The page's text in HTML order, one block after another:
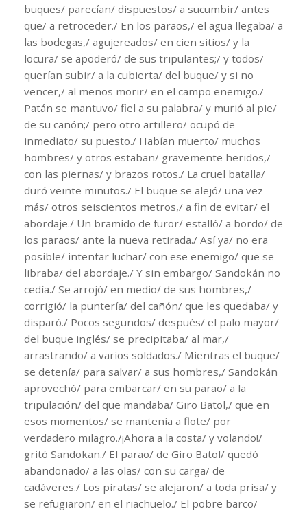
buques/ parecían/ dispuestos/ a sucumbir/ antes
que/ a retroceder./ En los paraos,/ el agua llegaba/ a
las bodegas,/ agujereados/ en cien sitios/ y la
locura/ se apoderó/ de sus tripulantes;/ y todos/
querían subir/ a la cubierta/ del buque/ y si no
vencer,/ al menos morir/ en el campo enemigo./
Patán se mantuvo/ fiel a su palabra/ y murió al pie/
de su cañón;/ pero otro artillero/ ocupó de
inmediato/ su puesto./ Habían muerto/ muchos
hombres/ y otros estaban/ gravemente heridos,/
con las piernas/ y brazos rotos./ La cruel batalla/
duró veinte minutos./ El buque se alejó/ una vez
más/ otros seiscientos metros,/ a fin de evitar/ el
abordaje./ Un bramido de furor/ estalló/ a bordo/ de
los paraos/ ante la nueva retirada./ Así ya/ no era
posible/ intentar luchar/ con ese enemigo/ que se
libraba/ del abordaje./ Y sin embargo/ Sandokán no
cedía./ Se arrojó/ en medio/ de sus hombres,/
corrigió/ la puntería/ del cañón/ que les quedaba/ y
disparó./ Pocos segundos/ después/ el palo mayor/
del buque inglés/ se precipitaba/ al mar,/
arrastrando/ a varios soldados./ Mientras el buque/
se detenía/ para salvar/ a sus hombres,/ Sandokán
aprovechó/ para embarcar/ en su parao/ a la
tripulación/ del que mandaba/ Giro Batol,/ que en
esos momentos/ se mantenía a flote/ por
verdadero milagro./¡Ahora a la costa/ y volando!/
gritó Sandokan./ El parao/ de Giro Batol/ quedó
abandonado/ a las olas/ con su carga/ de
cadáveres./ Los piratas/ se alejaron/ a toda prisa/ y
se refugiaron/ en el riachuelo./ El pobre barco/